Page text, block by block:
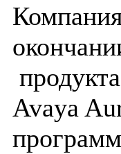
продукта
Avaya